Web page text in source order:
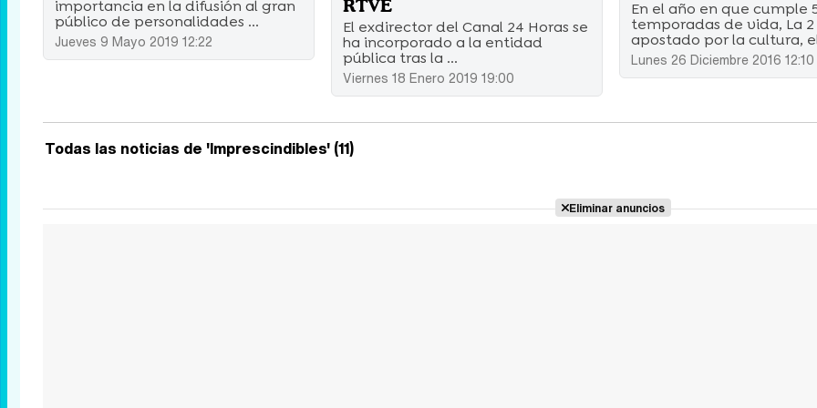
importancia en la difusión al gran
público de personalidades ...
Jueves 9 Mayo 2019 12:22
RTVE
El exdirector del Canal 24 Horas se
ha incorporado a la entidad
pública tras la ...
Viernes 18 Enero 2019 19:00
En el año en que cumple
temporadas de vida, La 2
apostado por la cultura,
Lunes 26 Diciembre 2016 12:10
Todas las noticias de 'Imprescindibles' (11)
Eliminar anuncios